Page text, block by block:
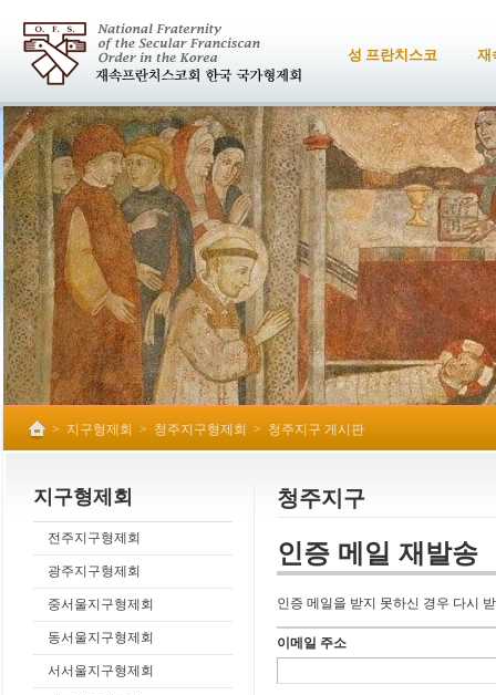
성 프란치스코 재
> 지구형제회 > 청주지구형제회 > 청주지구 게시판
청주지구
인증 메일 재발송
인증 메일을 받지 못하신 경우 다시
이메일 주소
지구형제회
전주지구형제회
광주지구형제회
중서울지구형제회
동서울지구형제회
서서울지구형제회